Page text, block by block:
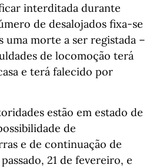
interditada durante
de desalojados fixa-se
uma morte a ser registada –
de locomoção terá
e terá falecido por
estão em estado de
de
e de continuação de
21 de fevereiro, e